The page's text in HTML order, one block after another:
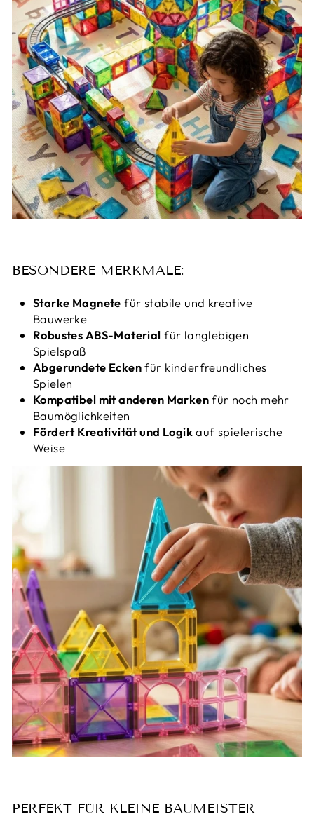
BESONDERE MERKMALE:
Starke Magnete für stabile und kreative
Bauwerke
Robustes ABS-Material für langlebigen
Spielspaß
Abgerundete Eckenfür kinderfreundliches
Spielen
Kompatibel mit anderen Markenfür noch mehr
Baumöglichkeiten
Fördert Kreativität und Logikauf spielerische
Weise
PERFEKT FÜR KLEINE BAUMEISTER